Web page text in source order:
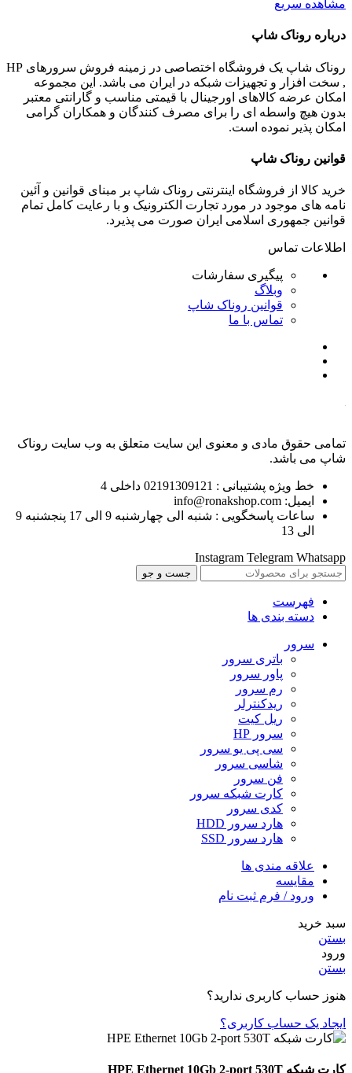
مشاهده سریع
درباره روناک شاپ
روناک شاپ یک فروشگاه اختصاصی در زمینه فروش سرورهای HP
, سخت افزار و تجهیزات شبکه در ایران می باشد. این مجموعه
امکان عرضه کالاهای اورجینال با قیمتی مناسب و گارانتی معتبر
بدون هیچ واسطه ای را برای مصرف کنندگان و همکاران گرامی
امکان پذیر نموده است.
قوانین روناک شاپ
خرید کالا از فروشگاه اینترنتی روناک شاپ بر مبنای قوانین و آئین
نامه های موجود در مورد تجارت الکترونیک و با رعایت کامل تمام
قوانین جمهوری اسلامی ایران صورت می پذیرد.
اطلاعات تماس
پیگیری سفارشات
وبلاگ
قوانین روناک شاپ
تماس با ما
تمامی حقوق مادی و معنوی این سایت متعلق به وب سایت روناک
شاپ می باشد.
خط ویژه پشتیبانی : 02191309121 داخلی 4
ایمیل: info@ronakshop.com
ساعات پاسخگویی : شنبه الی چهارشنبه 9 الی 17 پنجشنبه 9
الی 13
Instagram Telegram Whatsapp
جست و جو
فهرست
دسته بندی ها
سرور
باتری سرور
پاور سرور
رم سرور
ریدکنترلر
ریل کیت
سرور HP
سی پی یو سرور
شاسی سرور
فن سرور
کارت شبکه سرور
کدی سرور
هارد سرور HDD
هارد سرور SSD
علاقه مندی ها
مقایسه
ورود / فرم ثبت نام
سبد خرید
بستن
ورود
بستن
هنوز حساب کاربری ندارید؟
ایجاد یک حساب کاربری؟
کارت شبکه HPE Ethernet 10Gb 2-port 530T